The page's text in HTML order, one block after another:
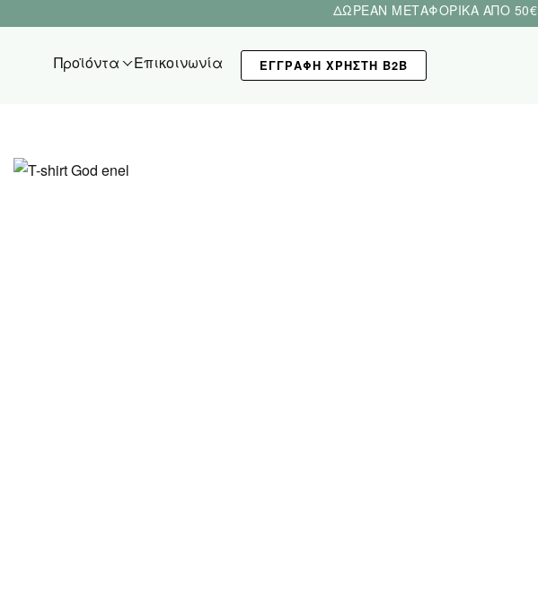
ΔΩΡΕΑΝ ΜΕΤΑΦΟΡΙΚΑ ΑΠΟ 50€
Προϊόντα Επικοινωνία ΕΓΓΡΑΦΗ ΧΡΗΣΤΗ Β2Β